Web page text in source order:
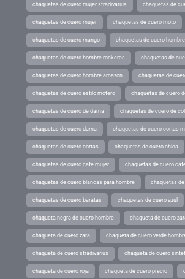
chaquetas de cuero mujer stradivarius chaquetas de
chaquetas de cuero mujer chaquetas de cuero moto
chaquetas de cuero mango chaquetas de cuero
chaquetas de cuero hombre rockeras chaquetas de
chaquetas de cuero hombre amazon chaquetas de
chaquetas de cuero estilo motero chaquetas de cuero
chaquetas de cuero de dama chaquetas de cuero de
chaquetas de cuero dama chaquetas de cuero cortas
chaquetas de cuero cortas chaquetas de cuero chica
chaquetas de cuero cafe mujer chaquetas de cuero
chaquetas de cuero blancas para hombre chaquetas
chaquetas de cuero baratas chaquetas de cuero azul
chaqueta negra de cuero hombre chaqueta de cuero
chaqueta de cuero zara chaqueta de cuero verde
chaqueta de cuero stradivarius chaqueta de cuero
chaqueta de cuero roja chaqueta de cuero precio